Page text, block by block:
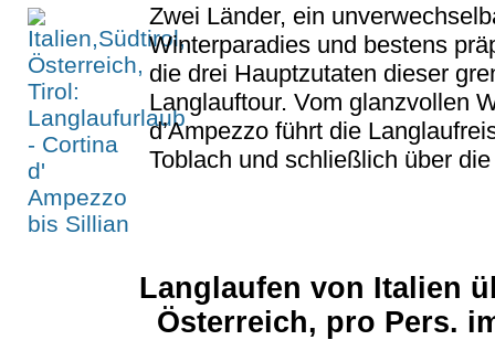
Zwei Länder, ein
Winterparadies und bestens
die drei Hauptzutaten dieser
Langlauftour. Vom glanzvollen
d’Ampezzo führt die
Toblach und schließlich über
Langlaufen von Italien
Österreich, pro Pers.